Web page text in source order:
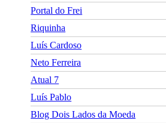
Portal do Frei
Riquinha
Luís Cardoso
Neto Ferreira
Atual 7
Luís Pablo
Blog Dois Lados da Moeda